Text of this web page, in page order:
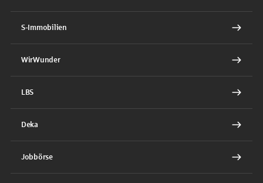
S-Immobilien
WirWunder
LBS
Deka
Jobbörse